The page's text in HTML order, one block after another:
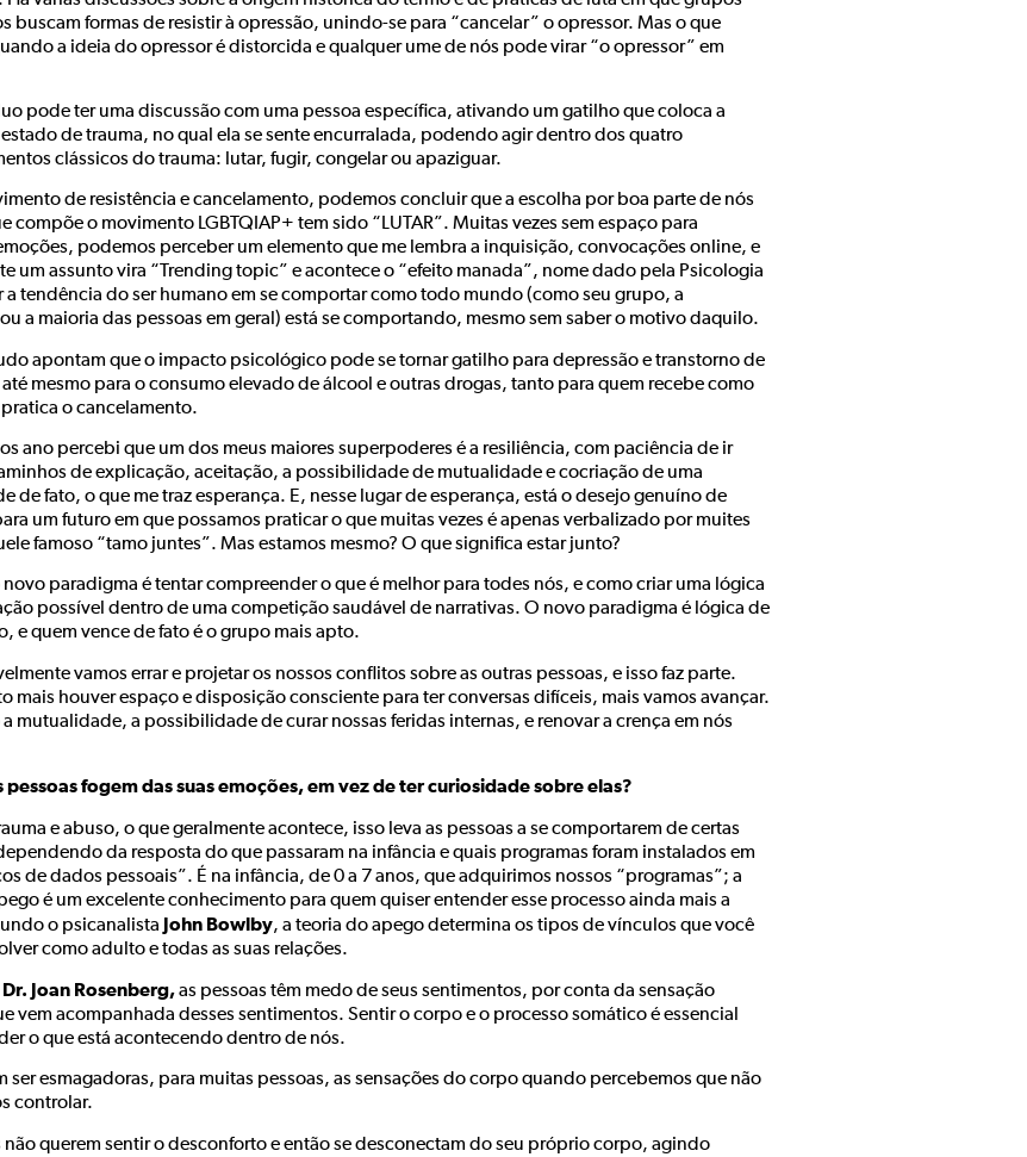
buscam formas de resistir à opressão, unindo-se para “cancelar” o opressor. Mas o que
a ideia do opressor é distorcida e qualquer ume de nós pode virar “o opressor” em
pode ter uma discussão com uma pessoa específica, ativando um gatilho que coloca a
estado de trauma, no qual ela se sente encurralada, podendo agir dentro dos quatro
clássicos do trauma: lutar, fugir, congelar ou apaziguar.
de resistência e cancelamento, podemos concluir que a escolha por boa parte de nós
compõe o movimento LGBTQIAP+ tem sido “LUTAR”. Muitas vezes sem espaço para
podemos perceber um elemento que me lembra a inquisição, convocações online, e
um assunto vira “Trending topic” e acontece o “efeito manada”, nome dado pela Psicologia
a tendência do ser humano em se comportar como todo mundo (como seu grupo, a
a maioria das pessoas em geral) está se comportando, mesmo sem saber o motivo daquilo.
apontam que o impacto psicológico pode se tornar gatilho para depressão e transtorno de
mesmo para o consumo elevado de álcool e outras drogas, tanto para quem recebe como
o cancelamento.
ano percebi que um dos meus maiores superpoderes é a resiliência, com paciência de ir
de explicação, aceitação, a possibilidade de mutualidade e cocriação de uma
de fato, o que me traz esperança. E, nesse lugar de esperança, está o desejo genuíno de
um futuro em que possamos praticar o que muitas vezes é apenas verbalizado por muites
famoso “tamo juntes”. Mas estamos mesmo? O que significa estar junto?
novo paradigma é tentar compreender o que é melhor para todes nós, e como criar uma lógica
possível dentro de uma competição saudável de narrativas. O novo paradigma é lógica de
e quem vence de fato é o grupo mais apto.
vamos errar e projetar os nossos conflitos sobre as outras pessoas, e isso faz parte.
mais houver espaço e disposição consciente para ter conversas difíceis, mais vamos avançar.
a mutualidade, a possibilidade de curar nossas feridas internas, e renovar a crença em nós
pessoas fogem das suas emoções, em vez de ter curiosidade sobre elas?
e abuso, o que geralmente acontece, isso leva as pessoas a se comportarem de certas
da resposta do que passaram na infância e quais programas foram instalados em
de dados pessoais”. É na infância, de 0 a 7 anos, que adquirimos nossos “programas”; a
é um excelente conhecimento para quem quiser entender esse processo ainda mais a
o psicanalista John Bowlby, a teoria do apego determina os tipos de vínculos que você
como adulto e todas as suas relações.
Dr. Joan Rosenberg,as pessoas têm medo de seus sentimentos, por conta da sensação
vem acompanhada desses sentimentos. Sentir o corpo e o processo somático é essencial
o que está acontecendo dentro de nós.
ser esmagadoras, para muitas pessoas, as sensações do corpo quando percebemos que não
controlar.
não querem sentir o desconforto e então se desconectam do seu próprio corpo, agindo